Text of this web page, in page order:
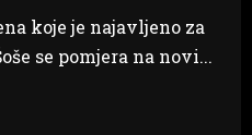
koje je najavljeno za
se pomjera na novi...